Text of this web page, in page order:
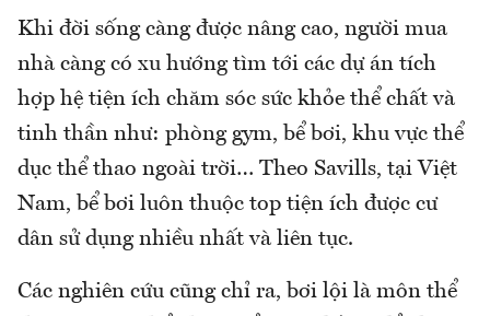
Khi đời sống càng được nâng cao, người mua
nhà càng có xu hướng tìm tới các dự án tích
hợp hệ tiện ích chăm sóc sức khỏe thể chất và
tinh thần như: phòng gym, bể bơi, khu vực thể
dục thể thao ngoài trời… Theo Savills, tại Việt
Nam, bể bơi luôn thuộc top tiện ích được cư
dân sử dụng nhiều nhất và liên tục.
Các nghiên cứu cũng chỉ ra, bơi lội là môn thể